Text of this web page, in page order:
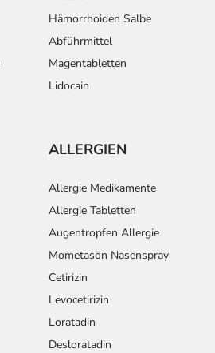
Hämorrhoiden Salbe
Abführmittel
Magentabletten
Lidocain
ALLERGIEN
Allergie Medikamente
Allergie Tabletten
Augentropfen Allergie
Mometason Nasenspray
Cetirizin
Levocetirizin
Loratadin
Desloratadin